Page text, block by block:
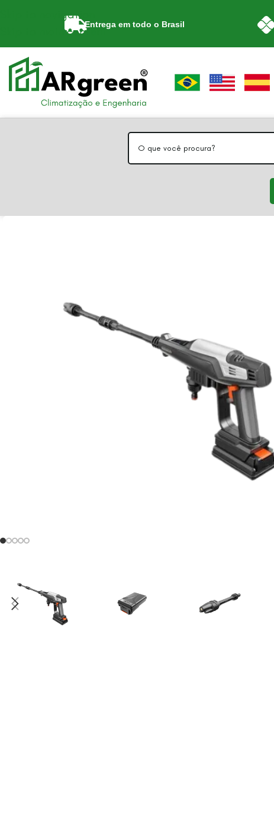
Skip to navigation
Skip to main content
Entrega em todo o Brasil